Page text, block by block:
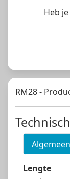
Heb
RM28 -
Algemeen
Lengte